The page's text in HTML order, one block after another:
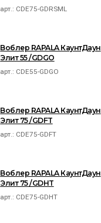
арт.: CDE75-GDRSML
Воблер RAPALA КаунтДаун
Элит 55 /GDGO
арт.: CDE55-GDGO
Воблер RAPALA КаунтДаун
Элит 75 /GDFT
арт.: CDE75-GDFT
Воблер RAPALA КаунтДаун
Элит 75 /GDHT
арт.: CDE75-GDHT